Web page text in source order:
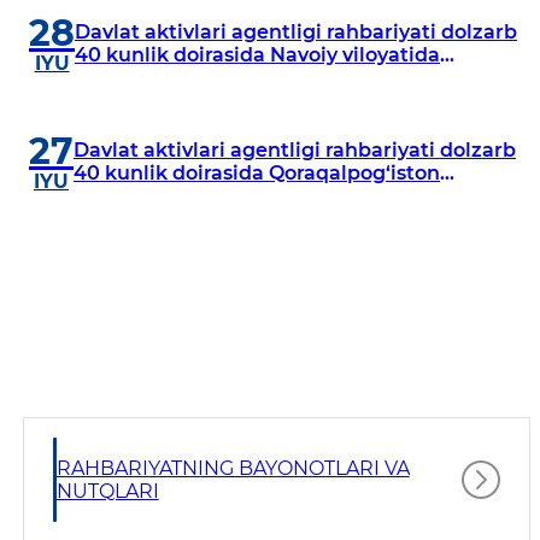
28
IYU
Davlat aktivlari agentligi rahbariyati dolzarb
40 kunlik doirasida Navoiy viloyatida
27
IYU
Davlat aktivlari agentligi rahbariyati dolzarb
40 kunlik doirasida Qoraqalpog‘iston
RAHBARIYATNING BAYONOTLARI VA
NUTQLARI